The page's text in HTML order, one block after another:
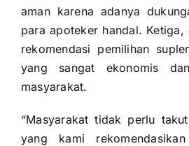
aman karena adanya
para apoteker handal.
rekomendasi pemilihan
yang sangat ekonomis
masyarakat.
“Masyarakat tidak perlu
yang kami